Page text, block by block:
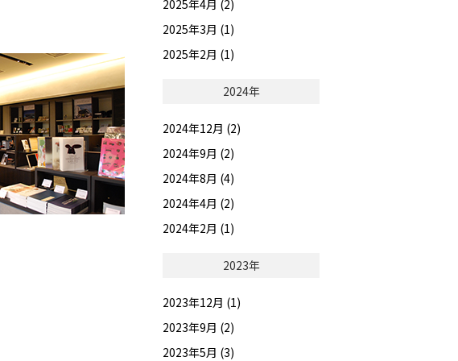
2025年4月 (2)
2025年3月 (1)
2025年2月 (1)
2024年
2024年12月 (2)
2024年9月 (2)
2024年8月 (4)
2024年4月 (2)
2024年2月 (1)
2023年
2023年12月 (1)
2023年9月 (2)
2023年5月 (3)